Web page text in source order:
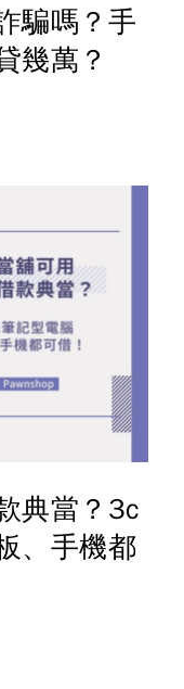
騙嗎？手
幾萬？
典當？3c
、手機都